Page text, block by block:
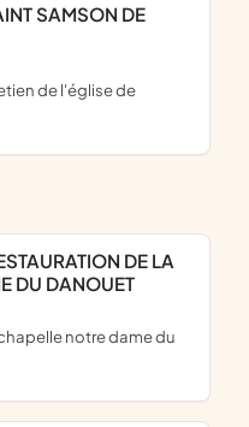
DU DANOUET